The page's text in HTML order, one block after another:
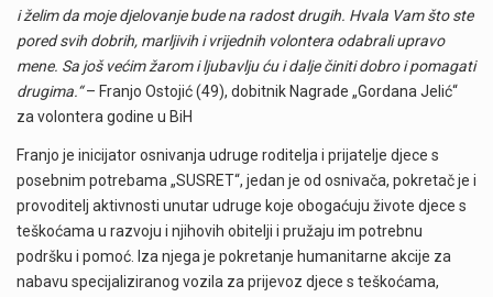
i želim da moje djelovanje bude na radost drugih. Hvala Vam što ste
pored svih dobrih, marljivih i vrijednih volontera odabrali upravo
mene. Sa još većim žarom i ljubavlju ću i dalje činiti dobro i pomagati
drugima.“– Franjo Ostojić (49), dobitnik Nagrade „Gordana Jelić“
za volontera godine u BiH
Franjo je inicijator osnivanja udruge roditelja i prijatelje djece s
posebnim potrebama „SUSRET“, jedan je od osnivača, pokretač je i
provoditelj aktivnosti unutar udruge koje obogaćuju živote djece s
teškoćama u razvoju i njihovih obitelji i pružaju im potrebnu
podršku i pomoć. Iza njega je pokretanje humanitarne akcije za
nabavu specijaliziranog vozila za prijevoz djece s teškoćama,